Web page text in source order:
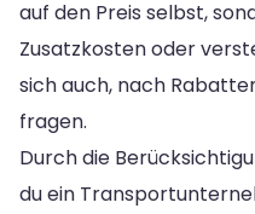
auf den Preis selbst,
Zusatzkosten oder
sich auch, nach
fragen.
Durch die
du ein